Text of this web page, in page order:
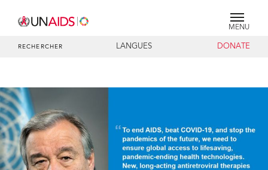
MENU
RECHERCHER LANGUES DONATE